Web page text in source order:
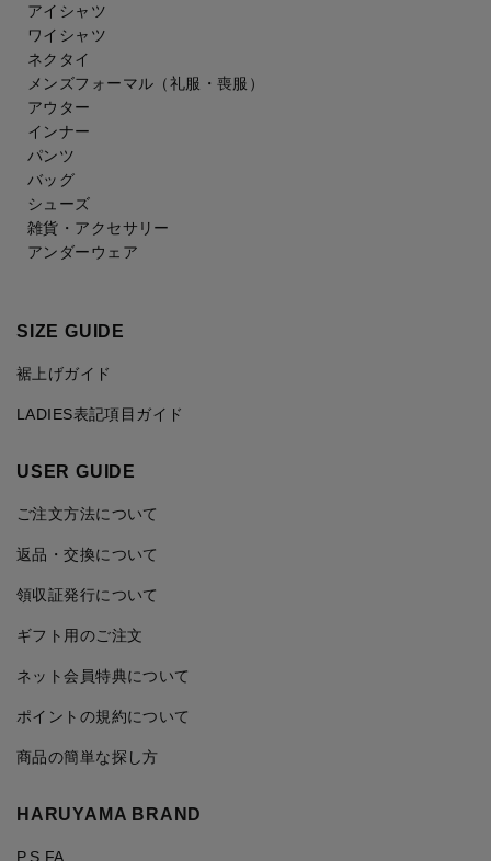
アイシャツ
ワイシャツ
ネクタイ
メンズフォーマル （礼服・喪服）
アウター
インナー
パンツ
バッグ
シューズ
雑貨・アクセサリー
アンダーウェア
SIZE GUIDE
裾上げガイド
LADIES表記項目ガイド
USER GUIDE
ご注文方法について
返品・交換について
領収証発行について
ギフト用のご注文
ネット会員特典について
ポイントの規約について
商品の簡単な探し方
HARUYAMA BRAND
P.S.FA